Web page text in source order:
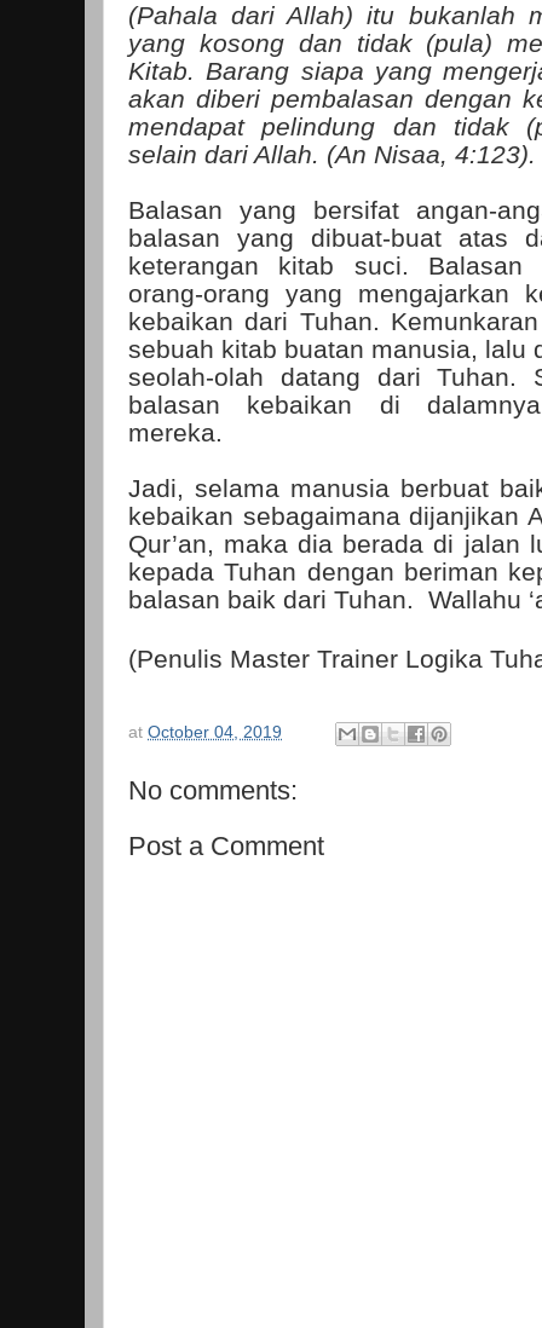
(Pahala dari Allah) itu bukanlah
yang kosong dan tidak (pula)
Kitab. Barang siapa yang
akan diberi pembalasan dengan
mendapat pelindung dan tidak
selain dari Allah. (An Nisaa, 4:123).
Balasan yang bersifat angan-
balasan yang dibuat-buat atas
keterangan kitab suci. Balasan
orang-orang yang mengajarkan
kebaikan dari Tuhan.
sebuah kitab buatan manusia, lalu
seolah-olah datang dari Tuhan.
balasan kebaikan di
mereka.
Jadi, selama manusia berbuat
kebaikan sebagaimana dijanjikan
Qur’an, maka dia berada di jalan
kepada Tuhan dengan beriman
balasan baik dari Tuhan.
Wallahu
(Penulis Master Trainer Logika
at October 04, 2019
No comments:
Post a Comment